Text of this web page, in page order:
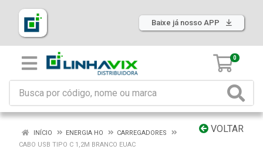
Baixe já nosso APP
0
VOLTAR
INÍCIO ENERGIA HO
CARREGADORES
CABO USB TIPO C 1,2M BRANCO EUAC